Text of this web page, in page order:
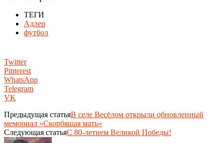
ТЕГИ
Адлер
футбол
Twitter
Pinterest
WhatsApp
Telegram
VK
Предыдущая статьяВ селе Весёлом открыли обновленный
мемориал «Скорбящая мать»
Следующая статьяС 80-летием Великой Победы!